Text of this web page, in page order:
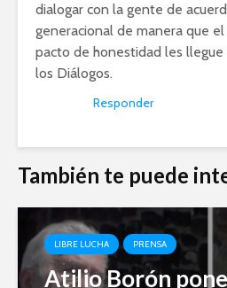
dialogar con la gente de
generacional de manera que
pacto de honestidad les llegue
los Diálogos.
Responder
También te puede
LIBRE LUCHA PRENSA
Atilio Borón